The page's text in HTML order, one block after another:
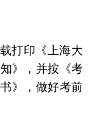
打印《上海大
》，并按《考
》，做好考前